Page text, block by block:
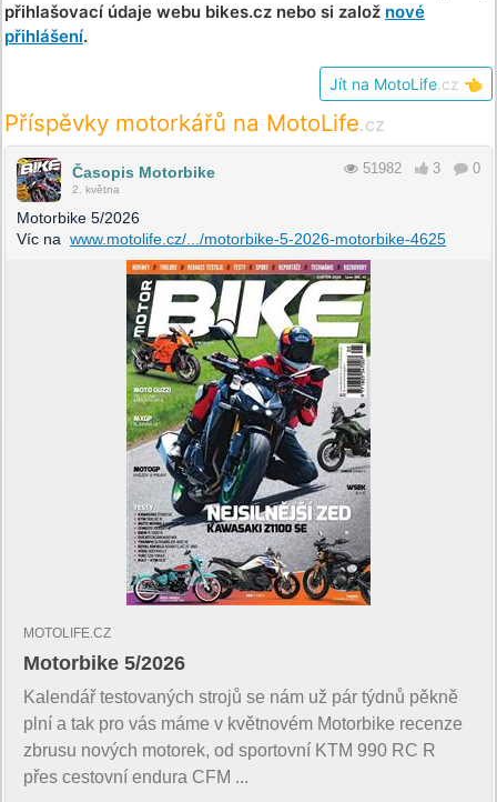
přihlašovací údaje webu bikes.cz nebo si založ nové
přihlášení.
Jít na MotoLife .cz 👈
Příspěvky motorkářů na MotoLife.cz
Časopis Motorbike
2. května
51982 3 0
Motorbike 5/2026
Víc na www.motolife.cz/.../motorbike-5-2026-motorbike-4625
MOTOLIFE.CZ
Motorbike 5/2026
Kalendář testovaných strojů se nám už pár týdnů pěkně
plní a tak pro vás máme v květnovém Motorbike recenze
zbrusu nových motorek, od sportovní KTM 990 RC R
přes cestovní endura CFM ...